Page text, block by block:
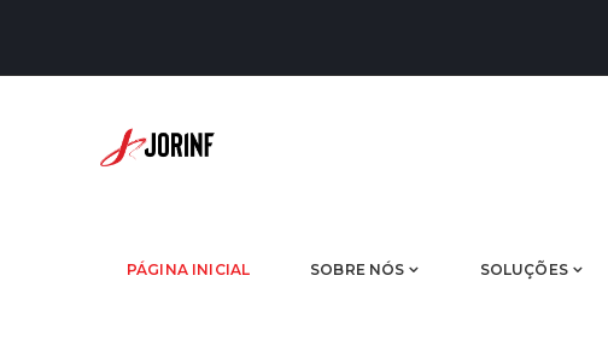
PÁGINA INICIAL SOBRE NÓS SOLUÇÕES